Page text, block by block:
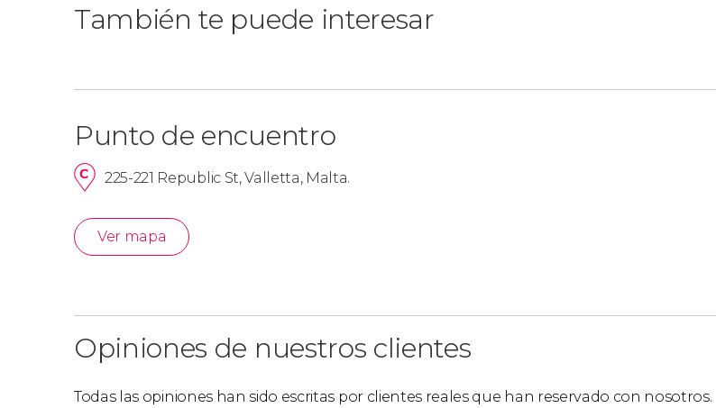
También te puede interesar
Punto de encuentro
225-221 Republic St, Valletta, Malta.
Ver mapa
Opiniones de nuestros clientes
Todas las opiniones han sido escritas por clientes reales que han reservado con nosotros.